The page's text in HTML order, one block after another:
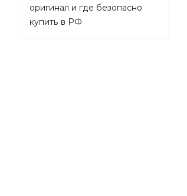
оригинал и где безопасно
купить в РФ